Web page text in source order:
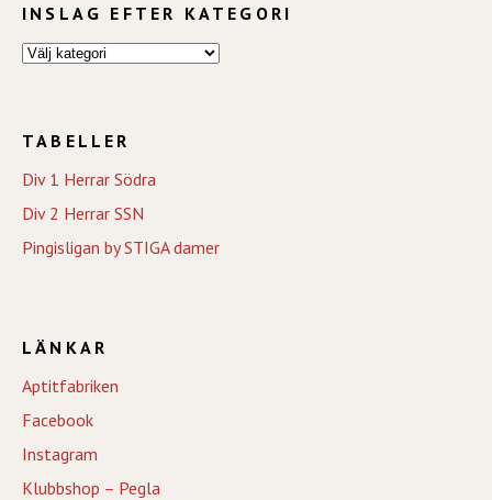
INSLAG EFTER KATEGORI
TABELLER
Div 1 Herrar Södra
Div 2 Herrar SSN
Pingisligan by STIGA damer
LÄNKAR
Aptitfabriken
Facebook
Instagram
Klubbshop – Pegla